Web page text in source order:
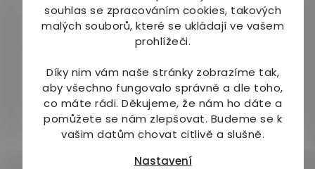
souhlas se zpracováním cookies, takových
malých souborů, které se ukládají ve vašem
prohlížeči.
Díky nim vám naše stránky zobrazíme tak,
aby všechno fungovalo správně a dle toho,
co máte rádi. Děkujeme, že nám ho dáte a
pomůžete se nám zlepšovat. Budeme se k
vašim datům chovat citlivě a slušně.
Nastavení
Do košíku
Do košíku